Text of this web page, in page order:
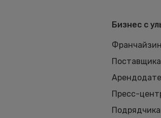
Бизнес с
Пресс-